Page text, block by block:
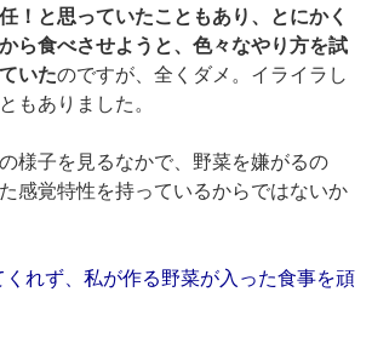
！と思っていたこともあり、とにかく
ら食べさせようと、色々なやり方を試
いたのですが、全くダメ。イライラし
もありました。
様子を見るなかで、野菜を嫌がるの
感覚特性を持っているからではないか
くれず、私が作る野菜が入った食事を頑